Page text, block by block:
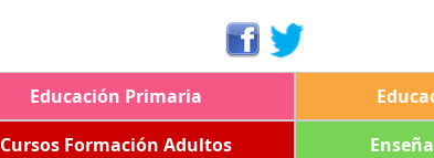
Educación Primaria
Cursos Formación Adultos